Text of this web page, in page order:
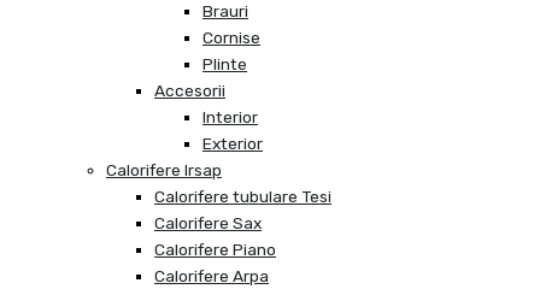
Brauri
Cornise
Plinte
Accesorii
Interior
Exterior
Calorifere Irsap
Calorifere tubulare Tesi
Calorifere Sax
Calorifere Piano
Calorifere Arpa